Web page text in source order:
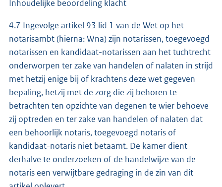
Inhoudelijke beoordeling klacht
4.7 Ingevolge artikel 93 lid 1 van de Wet op het
notarisambt (hierna: Wna) zijn notarissen, toegevoegd
notarissen en kandidaat-notarissen aan het tuchtrecht
onderworpen ter zake van handelen of nalaten in strijd
met hetzij enige bij of krachtens deze wet gegeven
bepaling, hetzij met de zorg die zij behoren te
betrachten ten opzichte van degenen te wier behoeve
zij optreden en ter zake van handelen of nalaten dat
een behoorlijk notaris, toegevoegd notaris of
kandidaat-notaris niet betaamt. De kamer dient
derhalve te onderzoeken of de handelwijze van de
notaris een verwijtbare gedraging in de zin van dit